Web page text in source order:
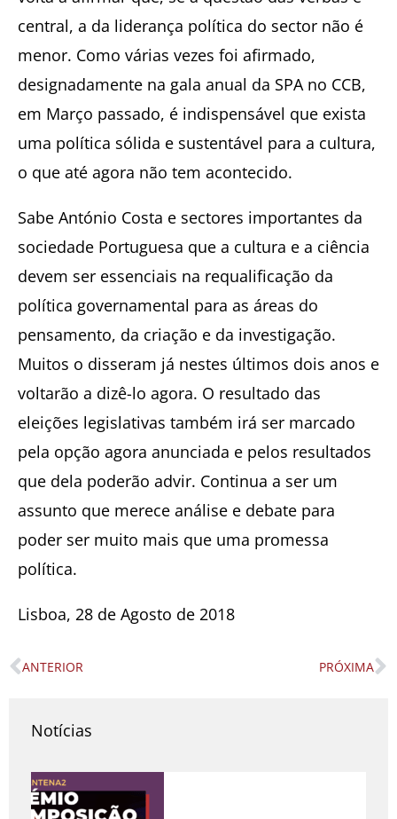
central, a da liderança política do sector não é
menor. Como várias vezes foi afirmado,
designadamente na gala anual da SPA no CCB,
em Março passado, é indispensável que exista
uma política sólida e sustentável para a cultura,
o que até agora não tem acontecido.
Sabe António Costa e sectores importantes da
sociedade Portuguesa que a cultura e a ciência
devem ser essenciais na requalificação da
política governamental para as áreas do
pensamento, da criação e da investigação.
Muitos o disseram já nestes últimos dois anos e
voltarão a dizê-lo agora. O resultado das
eleições legislativas também irá ser marcado
pela opção agora anunciada e pelos resultados
que dela poderão advir. Continua a ser um
assunto que merece análise e debate para
poder ser muito mais que uma promessa
política.
Lisboa, 28 de Agosto de 2018
Prev
ANTERIOR PRÓXIMA
Notícias